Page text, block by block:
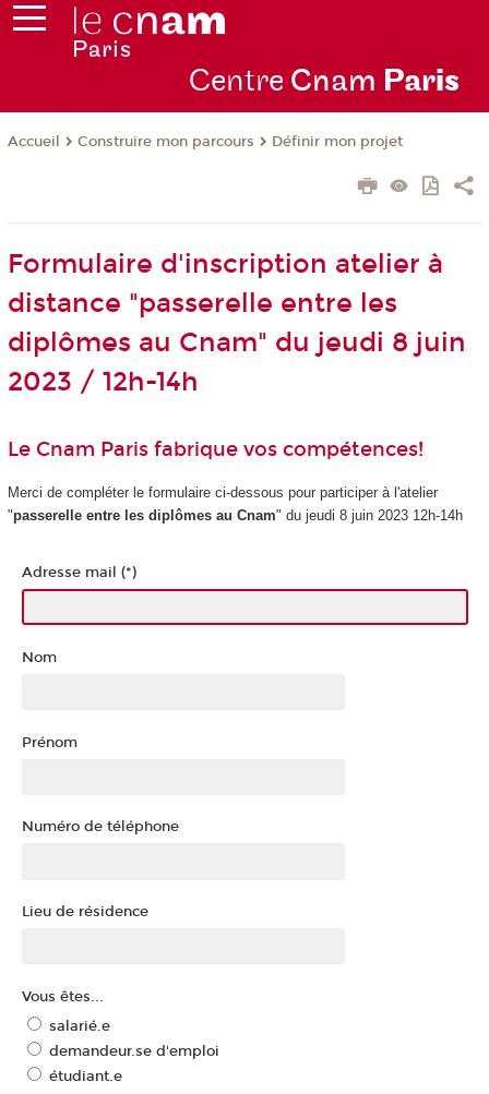
Centre Cnam Paris
Accueil Construire mon parcours Définir mon projet
Formulaire d'inscription atelier à
distance "passerelle entre les
diplômes au Cnam" du jeudi 8 juin
2023 / 12h-14h
Le Cnam Paris fabrique vos compétences!
Merci de compléter le formulaire ci-dessous pour participer à l'atelier
"passerelle entre les diplômes au Cnam" du jeudi 8 juin 2023 12h-14h
Adresse mail (*)
Nom
Prénom
Numéro de téléphone
Lieu de résidence
Vous êtes...
salarié.e
demandeur.se d'emploi
étudiant.e